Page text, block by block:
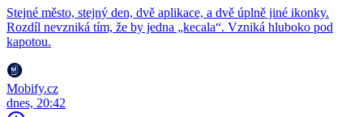
Stejné město, stejný den, dvě aplikace, a dvě úplně jiné ikonky.
Rozdíl nevzniká tím, že by jedna „kecala“. Vzniká hluboko pod
kapotou.
Mobify.cz
dnes, 20:42